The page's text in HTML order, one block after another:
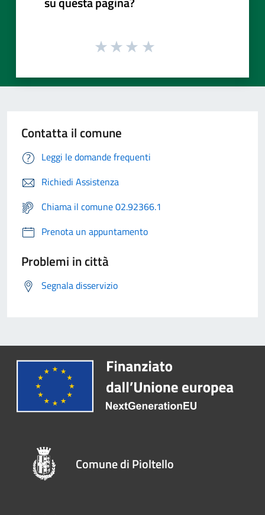
Contatta il comune
Leggi le domande frequenti
Richiedi Assistenza
Chiama il comune 02.92366.1
Prenota un appuntamento
Problemi in città
Segnala disservizio
Comune di Pioltello